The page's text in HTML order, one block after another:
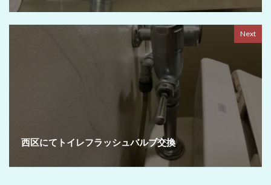
Next
西区にてトイレフラッシュバルブ交換